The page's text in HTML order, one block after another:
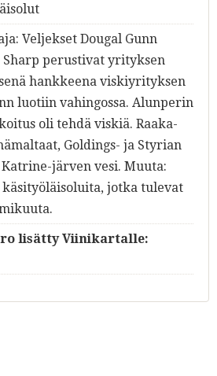
Veljekset Dougal Gunn
Sharp perustivat yrityksen
hankkeena viskiyrityksen
luotiin vahingossa. Alunperin
oli tehdä viskiä. Raaka-
Goldings- ja Styrian
järven vesi. Muuta:
jotka tulevat
lisätty Viinikartalle: